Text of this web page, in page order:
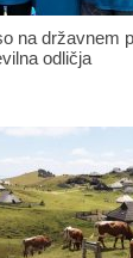
na državnem
odličja